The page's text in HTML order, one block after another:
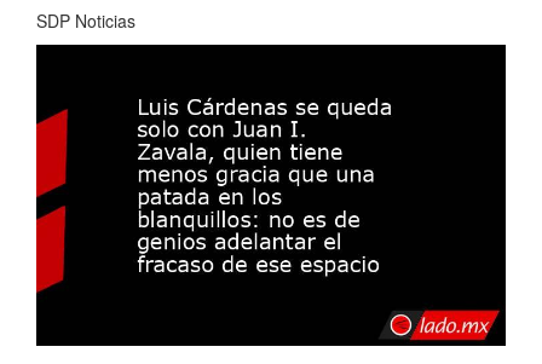
SDP Noticias